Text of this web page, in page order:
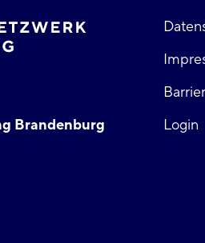
Brandenburg
Login